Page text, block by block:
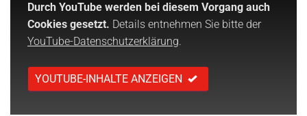
Durch YouTube werden bei diesem Vorgang auch
Cookies gesetzt. Details entnehmen Sie bitte der
YouTube-Datenschutzerklärung.
YOUTUBE-INHALTE ANZEIGEN